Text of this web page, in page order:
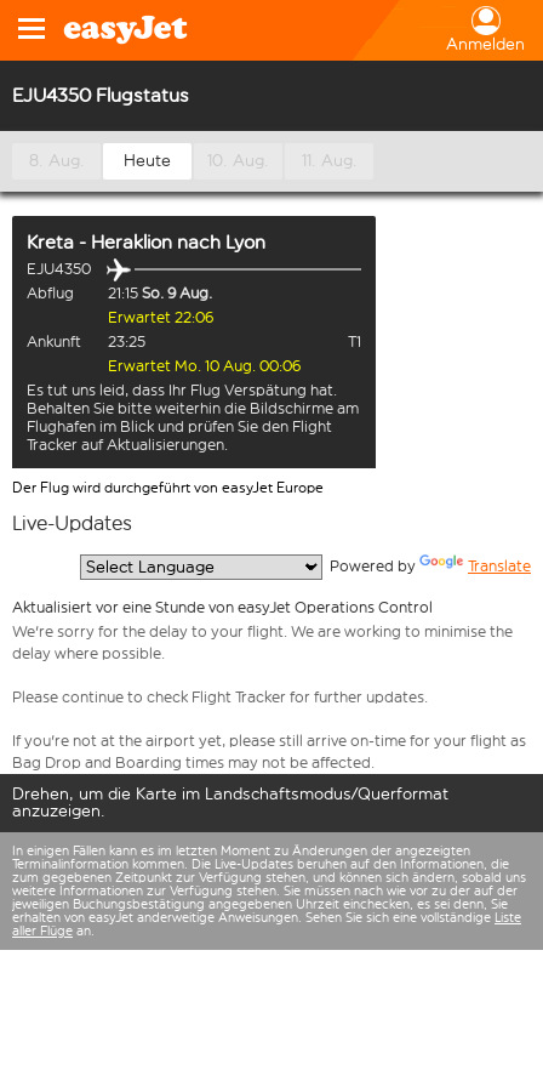
Anmelden
EJU4350 Flugstatus
8. Aug. Heute 10. Aug. 11. Aug.
Kreta - Heraklion nach Lyon
EJU4350
Abflug
21:15 So. 9 Aug.
Erwartet 22:06
Ankunft
23:25
T1
Erwartet Mo. 10 Aug. 00:06
Es tut uns leid, dass Ihr Flug Verspätung hat.
Behalten Sie bitte weiterhin die Bildschirme am
Flughafen im Blick und prüfen Sie den Flight
Tracker auf Aktualisierungen.
Der Flug wird durchgeführt von easyJet Europe
Live-Updates
Powered by Translate
Aktualisiert vor eine Stunde von easyJet Operations Control
We're sorry for the delay to your flight. We are working to minimise the
delay where possible.
Please continue to check Flight Tracker for further updates.
If you're not at the airport yet, please still arrive on-time for your flight as
Bag Drop and Boarding times may not be affected.
Drehen, um die Karte im Landschaftsmodus/Querformat
anzuzeigen.
In einigen Fällen kann es im letzten Moment zu Änderungen der angezeigten
Terminalinformation kommen. Die Live-Updates beruhen auf den Informationen, die
zum gegebenen Zeitpunkt zur Verfügung stehen, und können sich ändern, sobald uns
weitere Informationen zur Verfügung stehen. Sie müssen nach wie vor zu der auf der
jeweiligen Buchungsbestätigung angegebenen Uhrzeit einchecken, es sei denn, Sie
erhalten von easyJet anderweitige Anweisungen. Sehen Sie sich eine vollständige Liste
aller Flüge an.